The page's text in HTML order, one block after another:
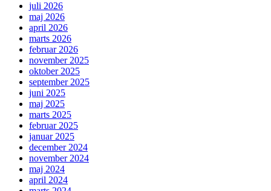
juli 2026
maj 2026
april 2026
marts 2026
februar 2026
november 2025
oktober 2025
september 2025
juni 2025
maj 2025
marts 2025
februar 2025
januar 2025
december 2024
november 2024
maj 2024
april 2024